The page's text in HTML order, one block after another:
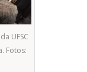
UFSC
Fotos: